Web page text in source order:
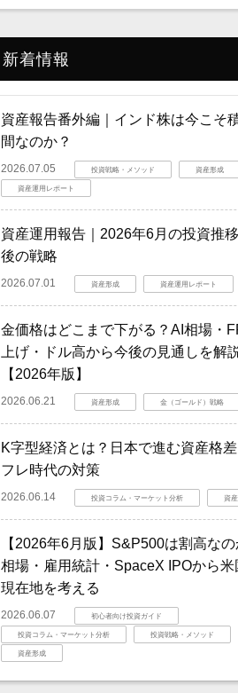
新着情報
資産報告番外編｜インド株は今こそ
間なのか？
2026.07.05 投資戦略・メソッド 資産形成
資産運用レポート
資産運用報告｜2026年6月の投資推
後の戦略
2026.07.01 資産形成 資産運用レポート
金価格はどこまで下がる？AI相場・
上げ・ドル高から今後の見通しを解
【2026年版】
2026.06.21 資産形成 金（ゴールド）戦略
K字型経済とは？日本で進む資産格
フレ時代の対策
2026.06.14 投資コラム・マーケット分析 資
【2026年6月版】S&P500は割高なの
相場・雇用統計・SpaceX IPOから米
現在地を考える
2026.06.07 初心者向け投資ガイド
投資コラム・マーケット分析 投資戦略・メソッド
資産形成